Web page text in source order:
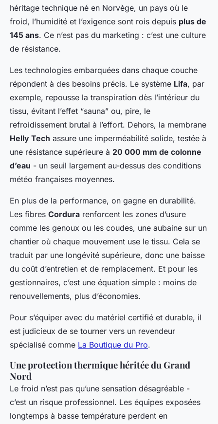
héritage technique né en Norvège, un pays où le
froid, l’humidité et l’exigence sont rois depuis plus de
145 ans. Ce n’est pas du marketing : c’est une culture
de résistance.
Les technologies embarquées dans chaque couche
répondent à des besoins précis. Le système Lifa, par
exemple, repousse la transpiration dès l’intérieur du
tissu, évitant l’effet “sauna” ou, pire, le
refroidissement brutal à l’effort. Dehors, la membrane
Helly Tech assure une imperméabilité solide, testée à
une résistance supérieure à 20 000 mm de colonne
d’eau - un seuil largement au-dessus des conditions
météo françaises moyennes.
En plus de la performance, on gagne en durabilité.
Les fibres Cordura renforcent les zones d’usure
comme les genoux ou les coudes, une aubaine sur un
chantier où chaque mouvement use le tissu. Cela se
traduit par une longévité supérieure, donc une baisse
du coût d’entretien et de remplacement. Et pour les
gestionnaires, c’est une équation simple : moins de
renouvellements, plus d’économies.
Pour s’équiper avec du matériel certifié et durable, il
est judicieux de se tourner vers un revendeur
spécialisé comme La Boutique du Pro.
Une protection thermique héritée du Grand
Nord
Le froid n’est pas qu’une sensation désagréable -
c’est un risque professionnel. Les équipes exposées
longtemps à basse température perdent en